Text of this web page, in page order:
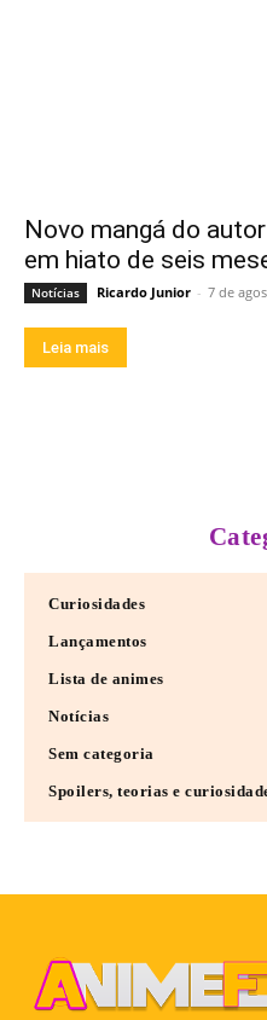
Novo mangá do
em hiato de seis
Notícias Ricardo Junior - 7 de
Leia mais
Curiosidades
Lançamentos
Lista de animes
Notícias
Sem categoria
Spoilers, teorias e